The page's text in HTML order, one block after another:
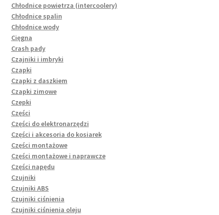
Chłodnice powietrza (intercoolery)
Chłodnice spalin
Chłodnice wody
Cięgna
Crash pady
Czajniki i imbryki
Czapki
Czapki z daszkiem
Czapki zimowe
Czepki
Części
Części do elektronarzędzi
Części i akcesoria do kosiarek
Części montażowe
Części montażowe i naprawcze
Części napędu
Czujniki
Czujniki ABS
Czujniki ciśnienia
Czujniki ciśnienia oleju